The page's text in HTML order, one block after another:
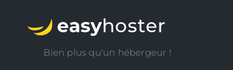
Bien plus qu'un hébergeur !